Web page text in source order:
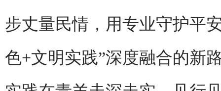
步丈量民情，用专业守护平
色+文明实践”深度融合的新